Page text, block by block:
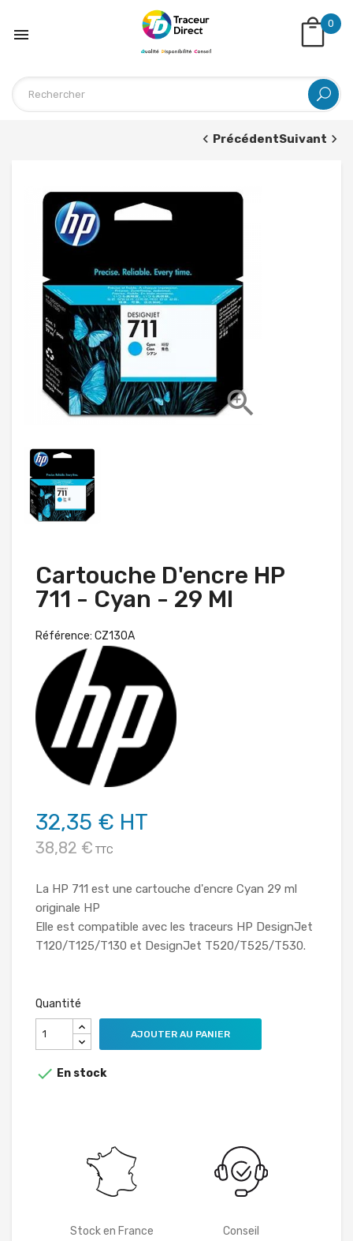

0
PrécédentSuivant

Cartouche D'encre HP
711 - Cyan - 29 Ml
Référence: CZ130A
32,35 € HT
38,82 € TTC
La HP 711 est une cartouche d'encre Cyan 29 ml
originale HP
Elle est compatible avec les traceurs HP DesignJet
T120/T125/T130 et DesignJet T520/T525/T530.
Quantité
AJOUTER AU PANIER
 En stock
Stock en France
Conseil